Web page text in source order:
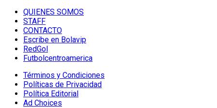
QUIENES SOMOS
STAFF
CONTACTO
Escribe en Bolavip
RedGol
Futbolcentroamerica
Términos y Condiciones
Políticas de Privacidad
Política Editorial
Ad Choices